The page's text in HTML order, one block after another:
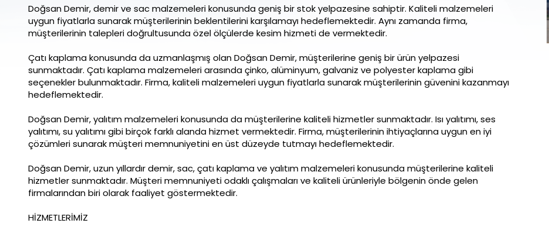
Doğsan Demir, demir ve sac malzemeleri konusunda geniş bir stok yelpazesine sahiptir. Kaliteli malzemeleri
uygun fiyatlarla sunarak müşterilerinin beklentilerini karşılamayı hedeflemektedir. Aynı zamanda firma,
müşterilerinin talepleri doğrultusunda özel ölçülerde kesim hizmeti de vermektedir.
Çatı kaplama konusunda da uzmanlaşmış olan Doğsan Demir, müşterilerine geniş bir ürün yelpazesi
sunmaktadır. Çatı kaplama malzemeleri arasında çinko, alüminyum, galvaniz ve polyester kaplama gibi
seçenekler bulunmaktadır. Firma, kaliteli malzemeleri uygun fiyatlarla sunarak müşterilerinin güvenini kazanmayı
hedeflemektedir.
Doğsan Demir, yalıtım malzemeleri konusunda da müşterilerine kaliteli hizmetler sunmaktadır. Isı yalıtımı, ses
yalıtımı, su yalıtımı gibi birçok farklı alanda hizmet vermektedir. Firma, müşterilerinin ihtiyaçlarına uygun en iyi
çözümleri sunarak müşteri memnuniyetini en üst düzeyde tutmayı hedeflemektedir.
Doğsan Demir, uzun yıllardır demir, sac, çatı kaplama ve yalıtım malzemeleri konusunda müşterilerine kaliteli
hizmetler sunmaktadır. Müşteri memnuniyeti odaklı çalışmaları ve kaliteli ürünleriyle bölgenin önde gelen
firmalarından biri olarak faaliyet göstermektedir.
HİZMETLERİMİZ